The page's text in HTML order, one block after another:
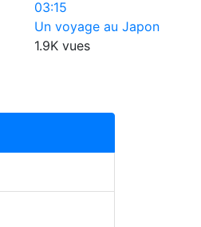
03:15
Un voyage au Japon
1.9K vues